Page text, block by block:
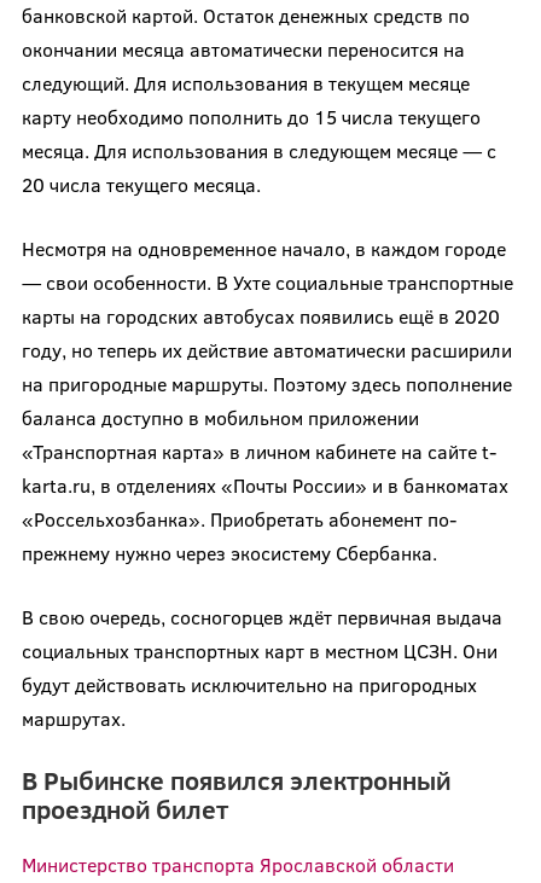
банковской картой. Остаток денежных средств по
окончании месяца автоматически переносится на
следующий. Для использования в текущем месяце
карту необходимо пополнить до 15 числа текущего
месяца. Для использования в следующем месяце — с
20 числа текущего месяца.
Несмотря на одновременное начало, в каждом городе
— свои особенности. В Ухте социальные транспортные
карты на городских автобусах появились ещё в 2020
году, но теперь их действие автоматически расширили
на пригородные маршруты. Поэтому здесь пополнение
баланса доступно в мобильном приложении
«Транспортная карта» в личном кабинете на сайте t-
karta.ru, в отделениях «Почты России» и в банкоматах
«Россельхозбанка». Приобретать абонемент по-
прежнему нужно через экосистему Сбербанка.
В свою очередь, сосногорцев ждёт первичная выдача
социальных транспортных карт в местном ЦСЗН. Они
будут действовать исключительно на пригородных
маршрутах.
В Рыбинске появился электронный
проездной билет
Министерство транспорта Ярославской области